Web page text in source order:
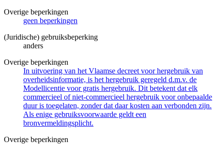
Overige beperkingen
geen beperkingen
(Juridische) gebruiksbeperking
anders
Overige beperkingen
In uitvoering van het Vlaamse decreet voor hergebruik van
overheidsinformatie, is het hergebruik geregeld d.m.v. de
Modellicentie voor gratis hergebruik. Dit betekent dat elk
commercieel of niet-commercieel hergebruik voor onbepaalde
duur is toegelaten, zonder dat daar kosten aan verbonden zijn.
Als enige gebruiksvoorwaarde geldt een
bronvermeldingsplicht.
Overige beperkingen